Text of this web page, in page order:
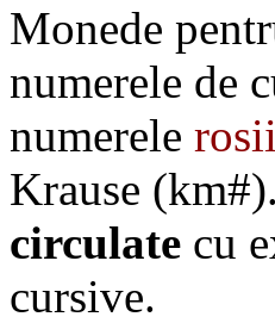
Monede
numerele de
numerele rosii
Krause
circulate cu
cursive.